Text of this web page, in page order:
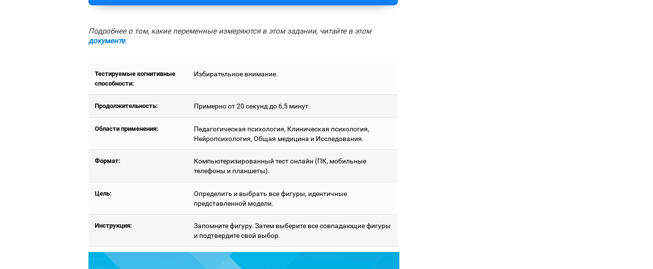
Подробнее о том, какие переменные измеряются в этом задании, читайте в этом
документе.
Тестируемые когнитивные
способности:
Избирательное внимание.
Продолжительность: Примерно от 20 секунд до 6,5 минут.
Области применения:
Педагогическая психология, Клиническая психология,
Нейропсихология, Общая медицина и Исследования.
Формат:
Компьютеризированный тест онлайн (ПК, мобильные
телефоны и планшеты).
Цель:
Определить и выбрать все фигуры, идентичные
представленной модели.
Инструкция:
Запомните фигуру. Затем выберите все совпадающие фигуры
и подтвердите свой выбор.